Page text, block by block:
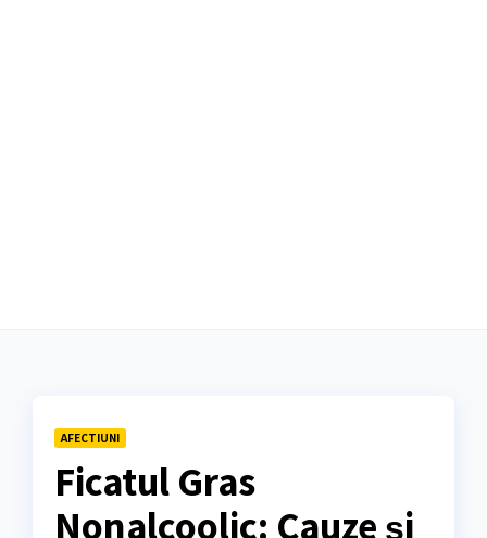
AFECTIUNI
Ficatul Gras
Nonalcoolic: Cauze și